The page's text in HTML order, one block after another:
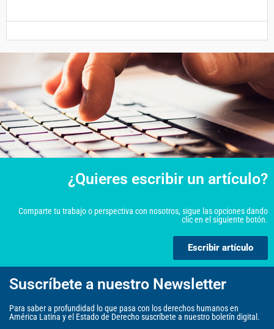
¿Quieres escribir un artículo?
Comparte tu trabajo o perspectiva con nosotros, sigue las opciones dando
clic en el siguiente botón.
Escribir artículo
Suscríbete a nuestro Newsletter
Para saber a profundidad lo que pasa con los derechos humanos en
América Latina y el Estado de Derecho suscríbete a nuestro boletín digital.